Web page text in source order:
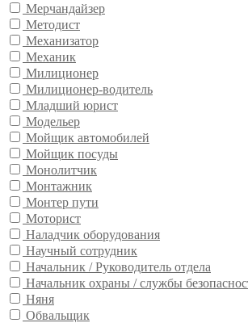
Мерчандайзер
Методист
Механизатор
Механик
Милиционер
Милиционер-водитель
Младший юрист
Модельер
Мойщик автомобилей
Мойщик посуды
Монолитчик
Монтажник
Монтер пути
Моторист
Наладчик оборудования
Научный сотрудник
Начальник / Руководитель отдела
Начальник охраны / службы
Няня
Обвальщик